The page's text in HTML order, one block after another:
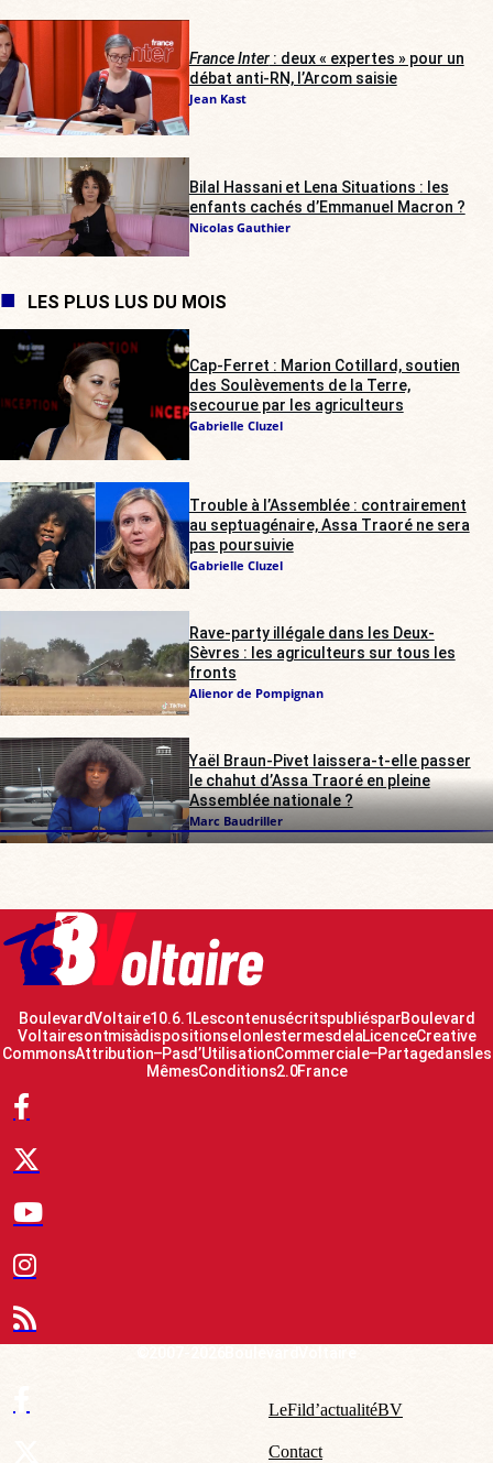
France Inter: deux « expertes » pour un
débat anti-RN, l’Arcom saisie
Jean Kast
Bilal Hassani et Lena Situations : les
enfants cachés d’Emmanuel Macron ?
Nicolas Gauthier
LES PLUS LUS DU MOIS
Cap-Ferret : Marion Cotillard, soutien
des Soulèvements de la Terre,
secourue par les agriculteurs
Gabrielle Cluzel
Trouble à l’Assemblée : contrairement
au septuagénaire, Assa Traoré ne sera
pas poursuivie
Gabrielle Cluzel
Rave-party illégale dans les Deux-
Sèvres : les agriculteurs sur tous les
fronts
Alienor de Pompignan
Yaël Braun-Pivet laissera-t-elle passer
le chahut d’Assa Traoré en pleine
Assemblée nationale ?
Marc Baudriller
Boulevard Voltaire 10.6.1 Les contenus écrits publiés par Boulevard
Voltaire sont mis à disposition selon les termes de la Licence Creative
Commons Attribution – Pas d’Utilisation Commerciale – Partage dans les
Mêmes Conditions 2.0 France
Le Fil d’actualité BV
Contact